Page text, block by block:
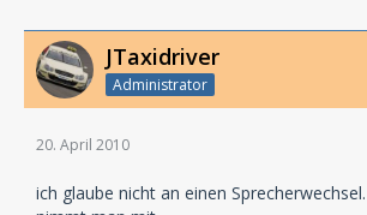
JTaxidriver
Administrator
20. April 2010
ich glaube nicht an einen